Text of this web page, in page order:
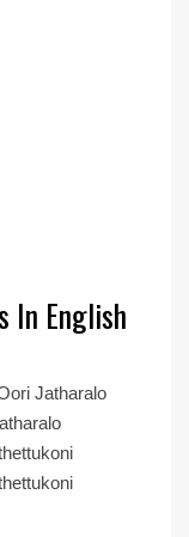
In English
Jatharalo